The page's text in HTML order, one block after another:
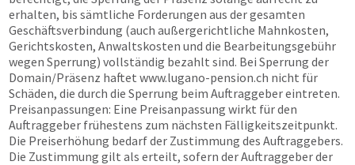
erhalten, bis sämtliche Forderungen aus der gesamten
Geschäftsverbindung (auch außergerichtliche Mahnkosten,
Gerichtskosten, Anwaltskosten und die Bearbeitungsgebühr
wegen Sperrung) vollständig bezahlt sind. Bei Sperrung der
Domain/Präsenz haftet www.lugano-pension.ch nicht für
Schäden, die durch die Sperrung beim Auftraggeber eintreten.
Preisanpassungen: Eine Preisanpassung wirkt für den
Auftraggeber frühestens zum nächsten Fälligkeitszeitpunkt.
Die Preiserhöhung bedarf der Zustimmung des Auftraggebers.
Die Zustimmung gilt als erteilt, sofern der Auftraggeber der